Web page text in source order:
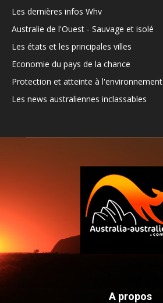
Les dernières infos Whv
Australie de l'Ouest - Sauvage et isolé
Les états et les principales villes
Economie du pays de la chance
Protection et atteinte à l'environnement
Les news australiennes inclassables
A propos